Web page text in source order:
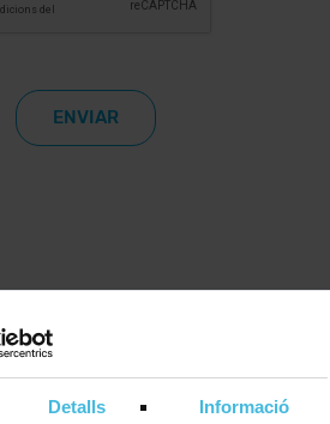
Detalls Informació